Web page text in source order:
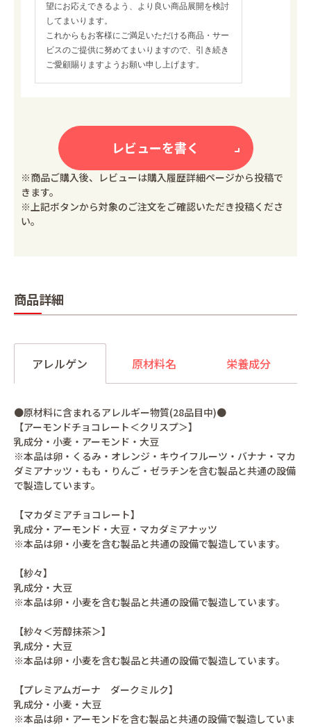
望にお応えできるよう、より良い商品展開を検討
してまいります。
これからもお客様にご満足いただける商品・サー
ビスのご提供に努めてまいりますので、引き続き
ご愛顧賜りますようお願い申し上げます。
レビューを書く
※商品ご購入後、レビューは購入履歴詳細ページから投稿で
きます。
※上記ボタンから対象のご注文をご確認いただき投稿くださ
い。
商品詳細
アレルゲン 原材料名 栄養成分
●原材料に含まれるアレルギー物質(28品目中)●
【アーモンドチョコレート＜クリスプ＞】
乳成分・小麦・アーモンド・大豆
※本品は卵・くるみ・オレンジ・キウイフルーツ・バナナ・マカ
ダミアナッツ・もも・りんご・ゼラチンを含む製品と共通の設備
で製造しています。
【マカダミアチョコレート】
乳成分・アーモンド・大豆・マカダミアナッツ
※本品は卵・小麦を含む製品と共通の設備で製造しています。
【紗々】
乳成分・大豆
※本品は卵・小麦を含む製品と共通の設備で製造しています。
【紗々＜芳醇抹茶＞】
乳成分・大豆
※本品は卵・小麦を含む製品と共通の設備で製造しています。
【プレミアムガーナ ダークミルク】
乳成分・小麦・大豆
※本品は卵・アーモンドを含む製品と共通の設備で製造していま